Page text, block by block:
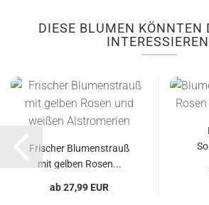
DIESE BLUMEN KÖNNTEN
Frischer Blumenstrauß
mit gelben Rosen...
ab 27,99 EUR